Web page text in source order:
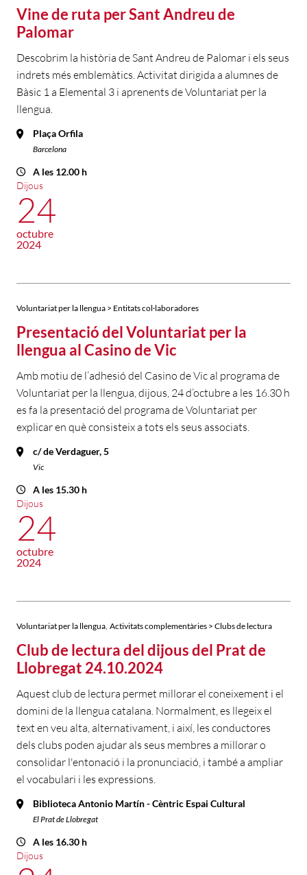
Vine de ruta per Sant Andreu de
Palomar
Descobrim la història de Sant Andreu de Palomar i els seus
indrets més emblemàtics. Activitat dirigida a alumnes de
Bàsic 1 a Elemental 3 i aprenents de Voluntariat per la
llengua.
Plaça Orfila
Barcelona
A les 12.00 h
Dijous
24
octubre
2024
Voluntariat per la llengua > Entitats col·laboradores
Presentació del Voluntariat per la
llengua al Casino de Vic
Amb motiu de l’adhesió del Casino de Vic al programa de
Voluntariat per la llengua, dijous, 24 d’octubre a les 16.30 h
es fa la presentació del programa de Voluntariat per
explicar en què consisteix a tots els seus associats.
c/ de Verdaguer, 5
Vic
A les 15.30 h
Dijous
24
octubre
2024
Voluntariat per la llengua Activitats complementàries > Clubs de lectura
Club de lectura del dijous del Prat de
Llobregat 24.10.2024
Aquest club de lectura permet millorar el coneixement i el
domini de la llengua catalana. Normalment, es llegeix el
text en veu alta, alternativament, i així, les conductores
dels clubs poden ajudar als seus membres a millorar o
consolidar l'entonació i la pronunciació, i també a ampliar
el vocabulari i les expressions.
Biblioteca Antonio Martín - Cèntric Espai Cultural
El Prat de Llobregat
A les 16.30 h
Dijous